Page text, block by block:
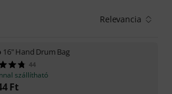
Relevancia
16" Hand Drum Bag
44
szállítható
Ft